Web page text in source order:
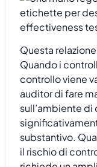
Questa
Quando i
controllo viene
auditor di fare
sull’ambiente di
substantivo.
il rischio di